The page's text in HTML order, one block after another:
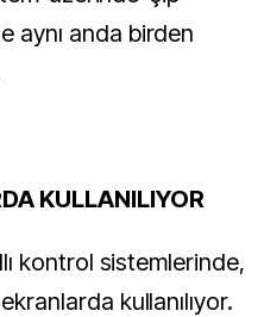
aynı anda birden
KULLANILIYOR
kontrol sistemlerinde,
kullanılıyor.